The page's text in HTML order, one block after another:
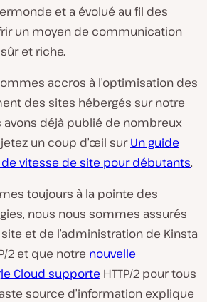
et a évolué au fil des
un moyen de communication
et riche.
accros à l’optimisation des
des sites hébergés sur notre
déjà publié de nombreux
un coup d’œil surUn guide
vitesse de site pour débutants.
toujours à la pointe des
nous nous sommes assurés
et de l’administration de Kinsta
2 et que notre nouvelle
Cloud supporte HTTP/2 pour tous
source d’information explique